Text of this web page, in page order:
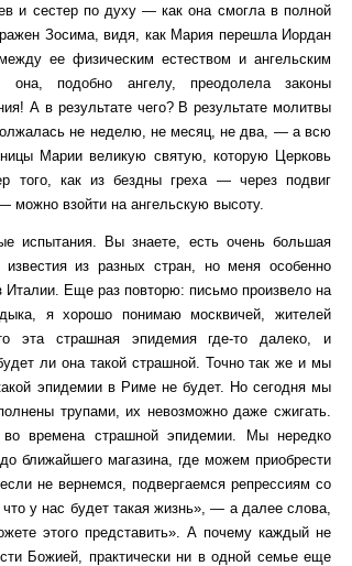
и сестер по духу — как она смогла в полной
Зосима, видя, как Мария перешла Иордан
ее физическим естеством и ангельским
подобно ангелу, преодолела законы
А в результате чего? В результате молитвы
не неделю, не месяц, не два, — а всю
Марии великую святую, которую Церковь
того, как из бездны греха — через подвиг
можно взойти на ангельскую высоту.
испытания. Вы знаете, есть очень большая
из разных стран, но меня особенно
Еще раз повторю: письмо произвело на
я хорошо понимаю москвичей, жителей
эта страшная эпидемия где-то далеко, и
ли она такой страшной. Точно так же и мы
эпидемии в Риме не будет. Но сегодня мы
трупами, их невозможно даже сжигать.
времена страшной эпидемии. Мы нередко
ближайшего магазина, где можем приобрести
не вернемся, подвергаемся репрессиям со
у нас будет такая жизнь», — а далее слова,
этого представить». А почему каждый не
Божией, практически ни в одной семье еще